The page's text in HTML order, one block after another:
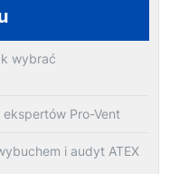
wybrać
Pro-Vent
i audyt ATEX